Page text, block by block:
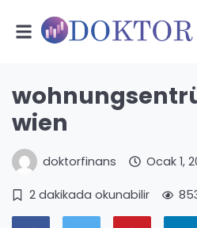
wien
doktorfinans Ocak 1,
2 dakikada okunabilir